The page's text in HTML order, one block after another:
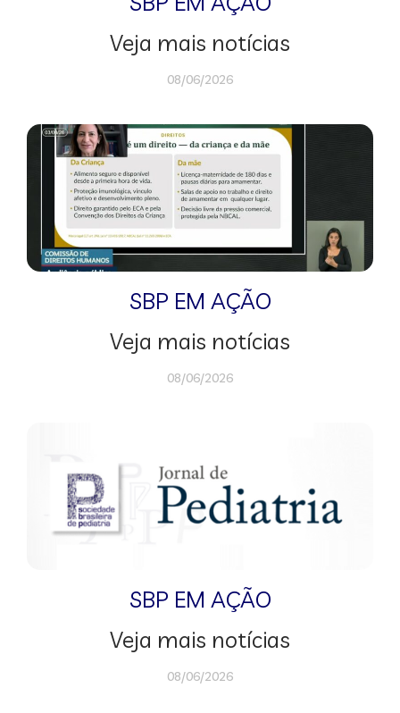
Veja mais notícias
08/06/2026
SBP EM AÇÃO
Veja mais notícias
08/06/2026
SBP EM AÇÃO
Veja mais notícias
08/06/2026